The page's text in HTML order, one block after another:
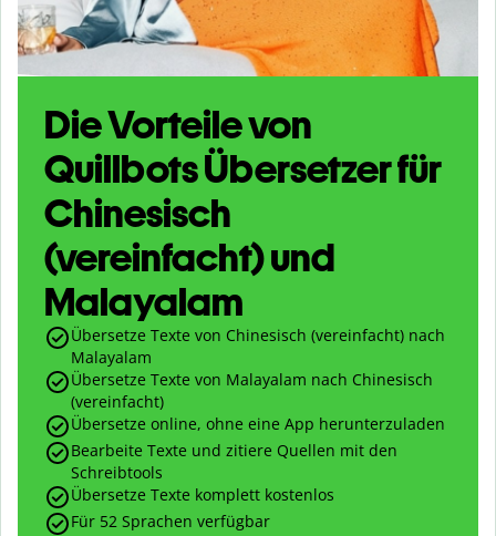
Die Vorteile von
Quillbots Übersetzer für
Chinesisch
(vereinfacht) und
Malayalam
Übersetze Texte von Chinesisch (vereinfacht) nach
Malayalam
Übersetze Texte von Malayalam nach Chinesisch
(vereinfacht)
Übersetze online, ohne eine App herunterzuladen
Bearbeite Texte und zitiere Quellen mit den
Schreibtools
Übersetze Texte komplett kostenlos
Für 52 Sprachen verfügbar